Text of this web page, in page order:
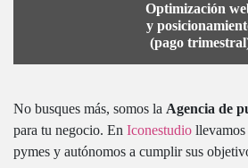
Optimización
y
(pago
No busques más, somos la Agencia de
para tu negocio. En Iconestudio llevamos
pymes y autónomos a cumplir sus